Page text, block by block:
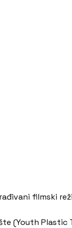
filmski
(Youth